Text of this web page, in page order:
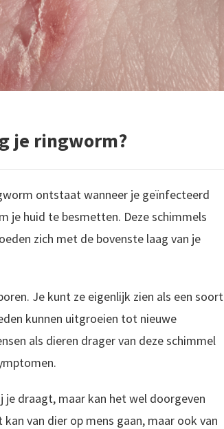
je ringworm?
ontstaat wanneer je geïnfecteerd
je huid te besmetten. Deze schimmels
zich met de bovenste laag van je
Je kunt ze eigenlijk zien als een soort
kunnen uitgroeien tot nieuwe
als dieren drager van deze schimmel
draagt, maar kan het wel doorgeven
van dier op mens gaan, maar ook van